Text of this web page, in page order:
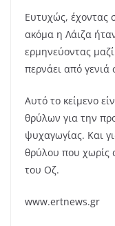
Ευτυχώς, έχοντας
ακόμα η Λάιζα
ερμηνεύοντας
περνάει από γενιά
Αυτό το κείμενο
θρύλων για την
ψυχαγωγίας. Και
θρύλου που
του Οζ.
www.ertnews.gr